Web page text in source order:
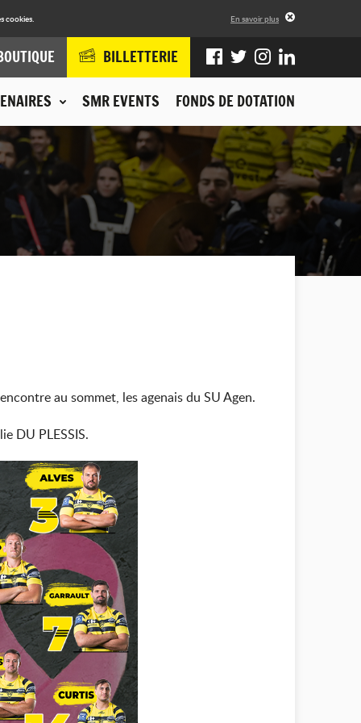
cookies. En savoir plus
SMR EVENTS FONDS DE DOTATION
BILLETTERIE
au sommet, les agenais du SU Agen.
DU PLESSIS.